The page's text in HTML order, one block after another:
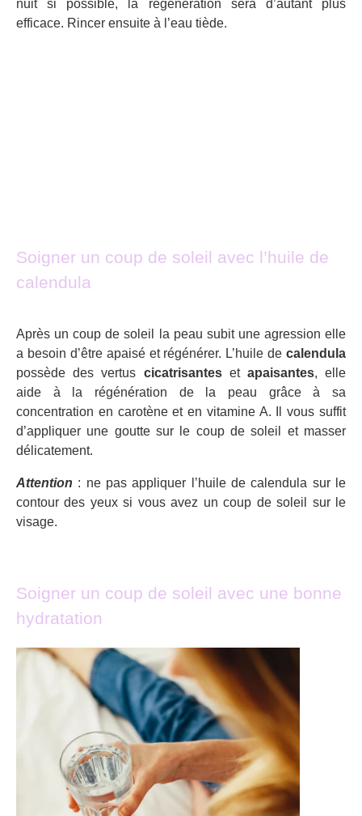
nuit si possible, la régénération sera d’autant plus
efficace. Rincer ensuite à l’eau tiède.
Soigner un coup de soleil avec l’huile de
calendula
Après un coup de soleil la peau subit une agression elle
a besoin d’être apaisé et régénérer. L’huile de calendula
possède des vertus cicatrisanteset apaisantes, elle
aide à la régénération de la peau grâce à sa
concentration en carotène et en vitamine A. Il vous suffit
d’appliquer une goutte sur le coup de soleil et masser
délicatement.
Attention : ne pas appliquer l’huile de calendula sur le
contour des yeux si vous avez un coup de soleil sur le
visage.
Soigner un coup de soleil avec une bonne
hydratation